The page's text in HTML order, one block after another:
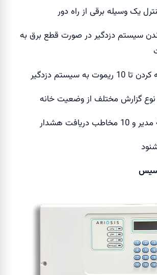
یک وسیله برقی از راه دور
سیستم دزدگیر در صورت قطع برق به
به سیستم دزدگیر